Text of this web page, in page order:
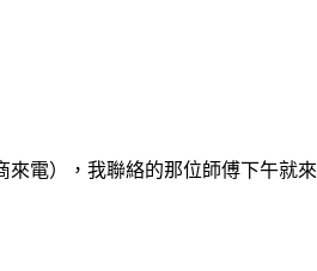
電），我聯絡的那位師傅下午就來